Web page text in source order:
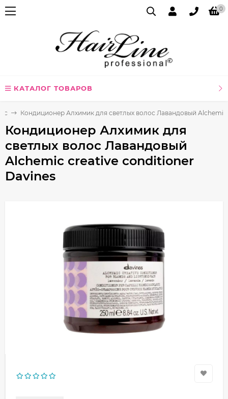
0
КАТАЛОГ ТОВАРОВ
Кондиционер Алхимик для светлых волос Лавандовый
Кондиционер Алхимик для
светлых волос Лавандовый
Alchemic creative conditioner
Davines